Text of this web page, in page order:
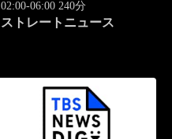
02:00-06:00 240分
ストレートニュース